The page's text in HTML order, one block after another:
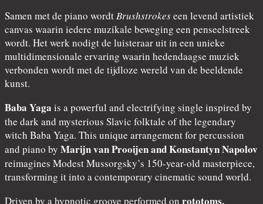
Samen met de piano wordtBrushstrokeseen levend artistiek
canvas waarin iedere muzikale beweging een penseelstreek
wordt. Het werk nodigt de luisteraar uit in een unieke
multidimensionale ervaring waarin hedendaagse muziek
verbonden wordt met de tijdloze wereld van de beeldende
kunst.
Baba Yaga is a powerful and electrifying single inspired by
the dark and mysterious Slavic folktale of the legendary
witch Baba Yaga. This unique arrangement for percussion
and piano by Marijn van Prooijen and Konstantyn Napolov
reimagines Modest Mussorgsky’s 150-year-old masterpiece,
transforming it into a contemporary cinematic sound world.
Driven by a hypnotic groove performed on rototoms,